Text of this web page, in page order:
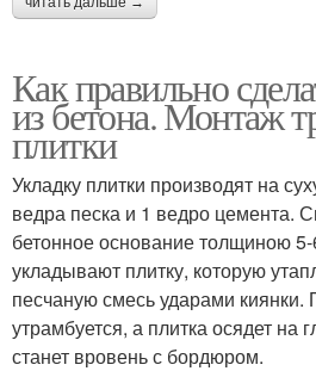
Как правильно
из бетона. Монтаж
плитки
Укладку плитки производят на
ведра песка и 1 ведро цемента.
бетонное основание толщиною
укладывают плитку, которую
песчаную смесь ударами киянки.
утрамбуется, а плитка осядет на
станет вровень с бордюром.